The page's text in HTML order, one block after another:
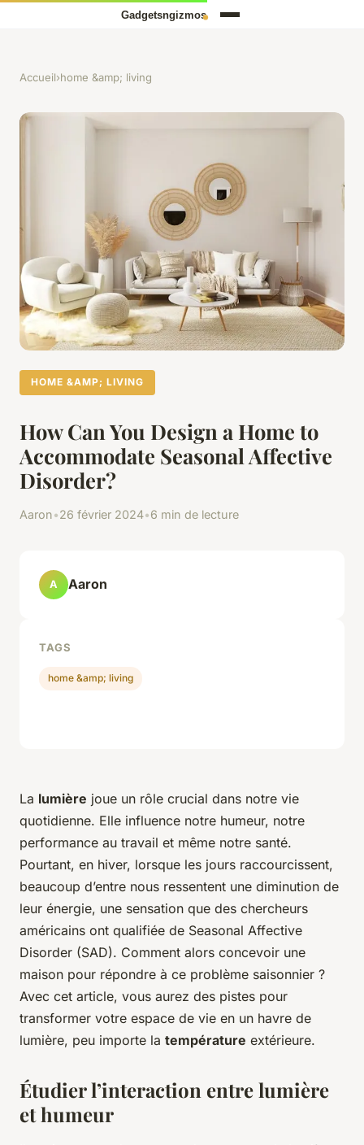
Accueil›home &amp; living
HOME &AMP; LIVING
How Can You Design a Home to
Accommodate Seasonal Affective
Disorder?
Aaron•26 février 2024•6 min de lecture
La lumière joue un rôle crucial dans notre vie
quotidienne. Elle influence notre humeur, notre
performance au travail et même notre santé.
Pourtant, en hiver, lorsque les jours raccourcissent,
beaucoup d’entre nous ressentent une diminution de
leur énergie, une sensation que des chercheurs
américains ont qualifiée de Seasonal Affective
Disorder (SAD). Comment alors concevoir une
maison pour répondre à ce problème saisonnier ?
Avec cet article, vous aurez des pistes pour
transformer votre espace de vie en un havre de
lumière, peu importe la température extérieure.
Étudier l’interaction entre lumière
et humeur
A Aaron
TAGS
home &amp; living